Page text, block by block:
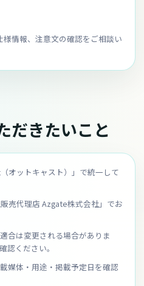
情報、注意文の確認をご相談い
だきたいこと
オットキャスト）」で統一して
売代理店 Azgate株式会社」でお
合は変更される場合がありま
認ください。
媒体・用途・掲載予定日を確認